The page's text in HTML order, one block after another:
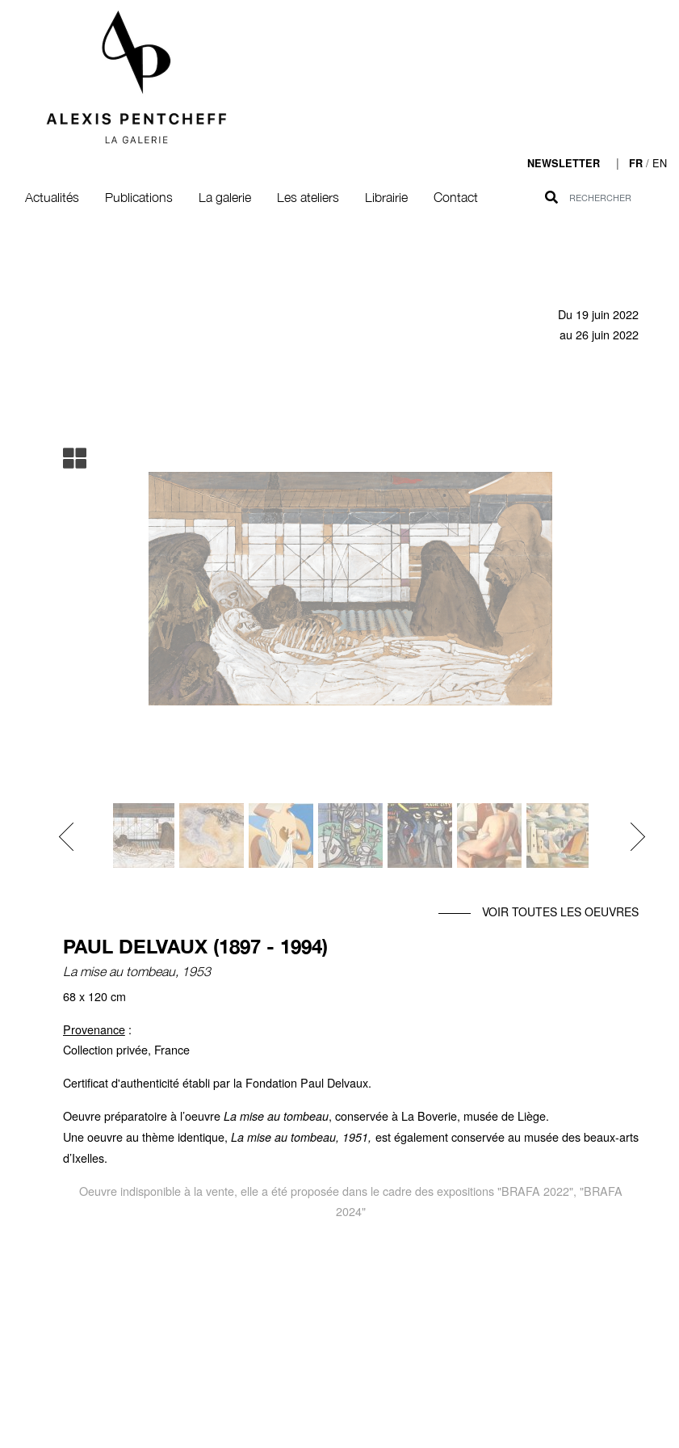
NEWSLETTER | FR / EN
Actualités Publications La galerie Les ateliers Librairie Contact
Du 19 juin 2022
au 26 juin 2022
Previous
Next
VOIR TOUTES LES OEUVRES
PAUL DELVAUX (1897 - 1994)
La mise au tombeau, 1953
68 x 120 cm
Provenance:
Collection privée, France
Certificat d'authenticité établi par la Fondation Paul Delvaux.
Oeuvre préparatoire à l’oeuvre La mise au tombeau, conservée à La Boverie, musée de Liège.
Une oeuvre au thème identique,La mise au tombeau, 1951, est également conservée au musée des beaux-arts
d’Ixelles.
Oeuvre indisponible à la vente, elle a été proposée dans le cadre des expositions "BRAFA 2022", "BRAFA
2024"